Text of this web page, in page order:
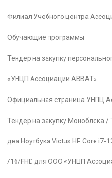
Филиал Учебного центра
Обучающие программы
Тендер на закупку
«УНЦП Ассоциации АВВАТ»
Официальная страница УНПЦ
Тендер на закупку Моноблока /
два Ноутбука Victus HP Core i7-
/16/FHD для ООО «УНЦП